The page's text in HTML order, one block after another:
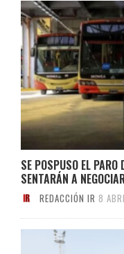
SE POSPUSO EL PARO
SENTARÁN A
REDACCIÓN IR 8